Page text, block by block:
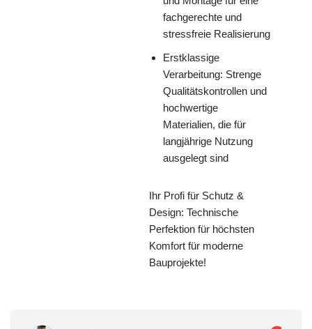
fachgerechte und
stressfreie Realisierung
Erstklassige
Verarbeitung: Strenge
Qualitätskontrollen und
hochwertige
Materialien, die für
langjährige Nutzung
ausgelegt sind
Ihr Profi für Schutz &
Design: Technische
Perfektion für höchsten
Komfort für moderne
Bauprojekte!